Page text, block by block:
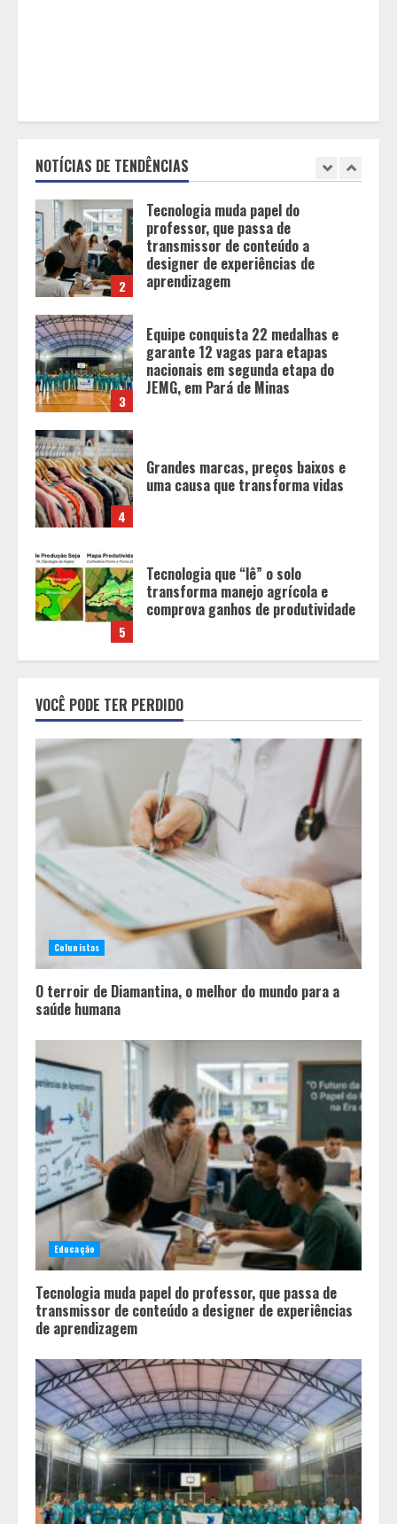
NOTÍCIAS DE TENDÊNCIAS
2
aprendizagem
3
Equipe conquista 22 medalhas e
garante 12 vagas para etapas
nacionais em segunda etapa do
JEMG, em Pará de Minas
4
Grandes marcas, preços baixos e
uma causa que transforma vidas
5
Tecnologia que “lê” o solo
transforma manejo agrícola e
comprova ganhos de produtividade
1
O terroir de Diamantina, o melhor
do mundo para a saúde humana
transmissor de conteúdo a
designer de experiências de
aprendizagem
3
Equipe conquista 22 medalhas e
garante 12 vagas para etapas
nacionais em segunda etapa do
JEMG, em Pará de Minas
Grandes marcas, preços baixos e
uma causa que transforma vidas
VOCÊ PODE TER PERDIDO
Colunistas
O terroir de Diamantina, o melhor do mundo para a
saúde humana
Educação
Tecnologia muda papel do professor, que passa de
transmissor de conteúdo a designer de experiências
de aprendizagem